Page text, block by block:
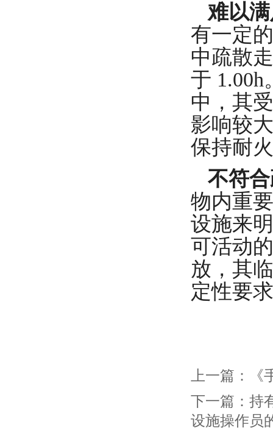
难以
有一定
中疏散
于
中，其
影响较
保持耐
不符
物内重
设施来
可活动
放，其
定性要
上一篇：
下一篇： 持
设施操作员